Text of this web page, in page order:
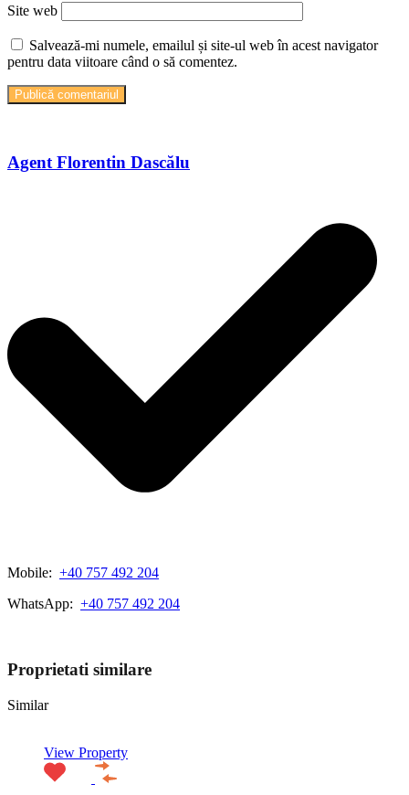
Site web
Salvează-mi numele, emailul și site-ul web în acest navigator
pentru data viitoare când o să comentez.
Agent Florentin Dascălu
Mobile: +40 757 492 204
WhatsApp: +40 757 492 204
Proprietati similare
Similar
View Property